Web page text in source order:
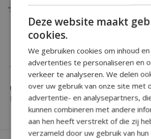
Reviews (0)
0 sterren op basis van0
beoordelingen
Je
Deze website maakt
cookies.
We gebruiken cookies om inhoud en
advertenties te personaliseren en
verkeer te analyseren. We delen
over uw gebruik van onze site met
advertentie- en analysepartners,
kunnen combineren met andere
aan hen heeft verstrekt of die zij
verzameld door uw gebruik van hun